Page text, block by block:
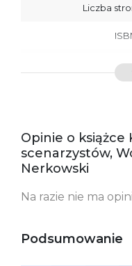
Liczba
informacje
Opinie o książce
scenarzystów,
Nerkowski
Na razie nie ma
Podsumowanie